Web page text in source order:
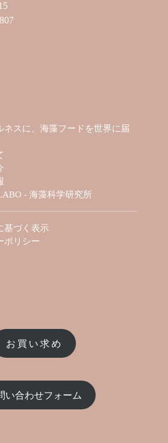
ネスに、海藻フードを世界に届
- 海藻科学研究所
基づく表示
ポリシー
お買い求め
い合わせフォーム